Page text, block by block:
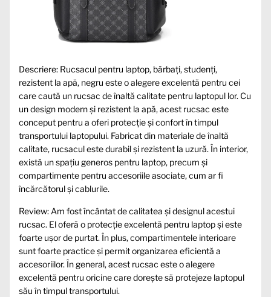
Descriere: Rucsacul pentru laptop, bărbați, studenți,
rezistent la apă, negru este o alegere excelentă pentru cei
care caută un rucsac de înaltă calitate pentru laptopul lor. Cu
un design modern și rezistent la apă, acest rucsac este
conceput pentru a oferi protecție și confort în timpul
transportului laptopului. Fabricat din materiale de înaltă
calitate, rucsacul este durabil și rezistent la uzură. În interior,
există un spațiu generos pentru laptop, precum și
compartimente pentru accesoriile asociate, cum ar fi
încărcătorul și cablurile.
Review: Am fost încântat de calitatea și designul acestui
rucsac. El oferă o protecție excelentă pentru laptop și este
foarte ușor de purtat. În plus, compartimentele interioare
sunt foarte practice și permit organizarea eficientă a
accesoriilor. În general, acest rucsac este o alegere
excelentă pentru oricine care dorește să protejeze laptopul
său în timpul transportului.